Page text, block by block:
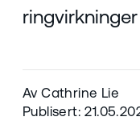
Av Cathrine Lie
Publisert: